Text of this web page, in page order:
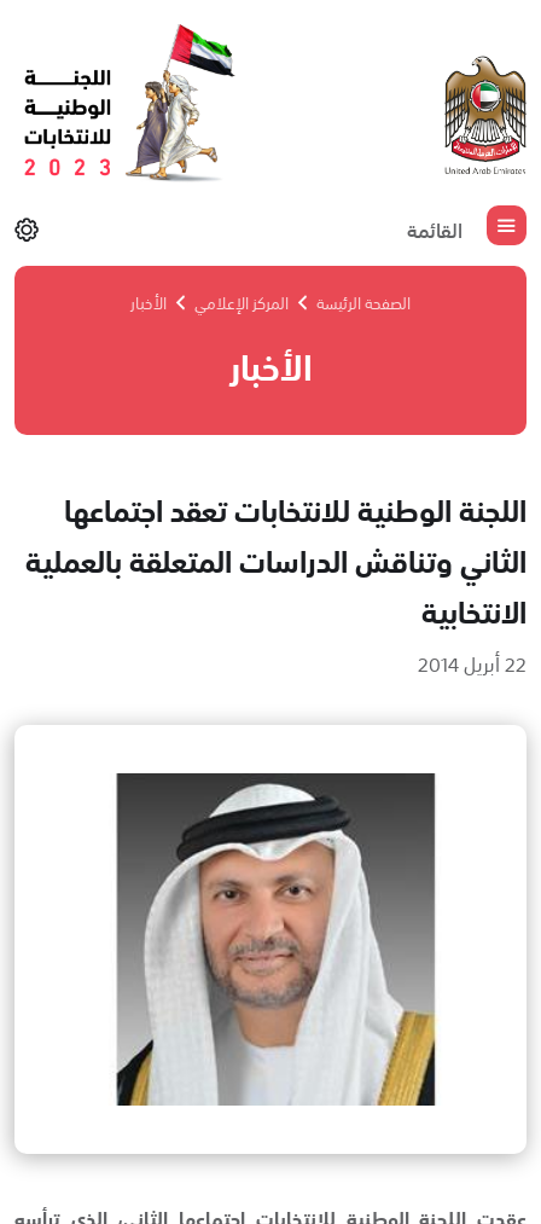
القائمة
الصفحة الرئيسة المركز الإعلامي الأخبار
الأخبار
اللجنة الوطنية للانتخابات تعقد اجتماعها
الثاني وتناقش الدراسات المتعلقة بالعملية
الانتخابية
22 أبريل 2014